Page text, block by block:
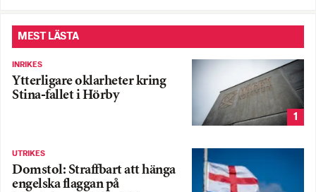
MEST LÄSTA
INRIKES
Ytterligare oklarheter kring
Stina-fallet i Hörby
1
UTRIKES
Domstol: Straffbart att hänga
engelska flaggan på